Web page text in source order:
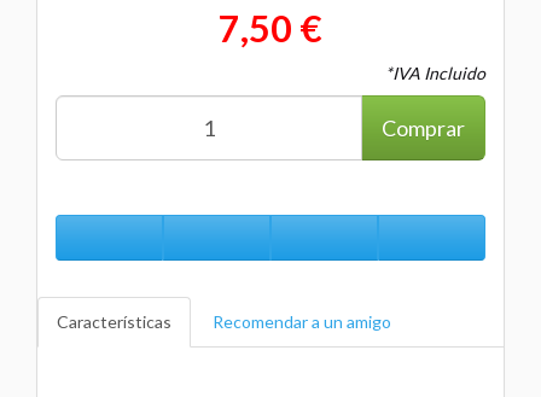
7,50 €
*IVA Incluido
Comprar
Características Recomendar a un amigo